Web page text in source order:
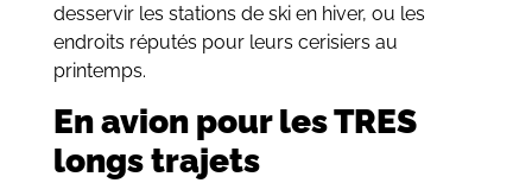
desservir les stations de ski en hiver, ou les
endroits réputés pour leurs cerisiers au
printemps.
En avion pour les TRES
longs trajets